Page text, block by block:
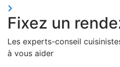
Fixez un
Les experts-conseil
à vous aider